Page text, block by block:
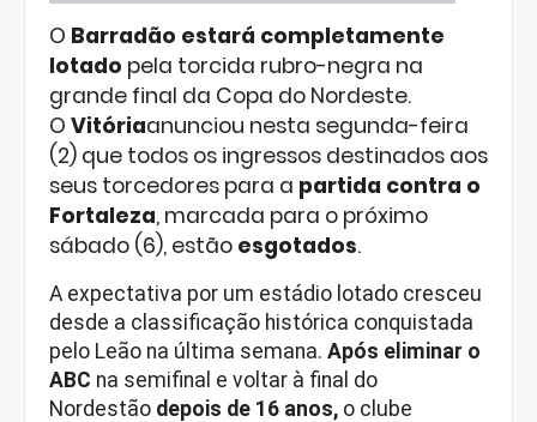
O Barradão estará completamente
lotado pela torcida rubro-negra na
grande final da Copa do Nordeste.
O Vitóriaanunciou nesta segunda-feira
(2) que todos os ingressos destinados aos
seus torcedores para a partida contra o
Fortaleza, marcada para o próximo
sábado (6), estão esgotados.
A expectativa por um estádio lotado cresceu
desde a classificação histórica conquistada
pelo Leão na última semana. Após eliminar o
ABC na semifinal e voltar à final do
Nordestão depois de 16 anos, o clube